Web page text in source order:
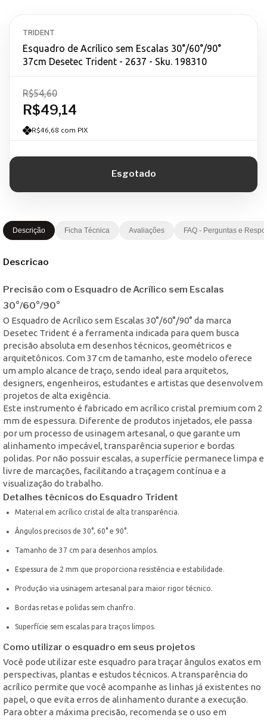
TRIDENT
Esquadro de Acrílico sem Escalas 30°/60°/90°
37cm Desetec Trident - 2637 - Sku. 198310
R$49,14
R$54,60
R$46,68 com PIX
Descrição Ficha Técnica Avaliações FAQ - Perguntas e
Descricao
Precisão com o Esquadro de Acrílico sem Escalas
30°/60°/90°
O Esquadro de Acrílico sem Escalas 30°/60°/90° da marca
Desetec Trident é a ferramenta indicada para quem busca
precisão absoluta em desenhos técnicos, geométricos e
arquitetônicos. Com 37 cm de tamanho, este modelo oferece
um amplo alcance de traço, sendo ideal para arquitetos,
designers, engenheiros, estudantes e artistas que desenvolvem
projetos de alta exigência.
Este instrumento é fabricado em acrílico cristal premium com 2
mm de espessura. Diferente de produtos injetados, ele passa
por um processo de usinagem artesanal, o que garante um
alinhamento impecável, transparência superior e bordas
polidas. Por não possuir escalas, a superfície permanece limpa e
livre de marcações, facilitando a traçagem contínua e a
visualização do trabalho.
Detalhes técnicos do Esquadro Trident
Material em acrílico cristal de alta transparência.
Ângulos precisos de 30°, 60° e 90°.
Tamanho de 37 cm para desenhos amplos.
Espessura de 2 mm que proporciona resistência e estabilidade.
Produção via usinagem artesanal para maior rigor técnico.
Bordas retas e polidas sem chanfro.
Superfície sem escalas para traços limpos.
Como utilizar o esquadro em seus projetos
Você pode utilizar este esquadro para traçar ângulos exatos em
perspectivas, plantas e estudos técnicos. A transparência do
acrílico permite que você acompanhe as linhas já existentes no
papel, o que evita erros de alinhamento durante a execução.
Para obter a máxima precisão, recomenda se o uso em